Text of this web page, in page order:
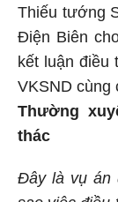
Thiếu tướng
Điện Biên
kết luận điều
VKSND cùng
Thường
thác
Đây là vụ án